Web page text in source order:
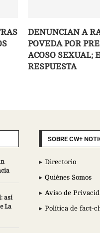
DENUNCIAN A
POVEDA POR
ACOSO SEXUAL;
RESPUESTA
así
La
SOBRE CW+
Directorio
Quiénes Somos
Aviso de
Política de fact-